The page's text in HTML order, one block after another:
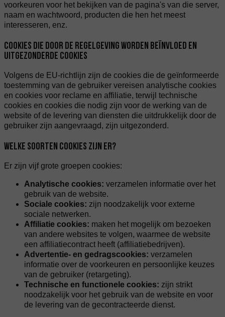
voorkeuren voor het bekijken van de pagina's van die server,
naam en wachtwoord, producten die hen het meest
interesseren, enz.
COOKIES DIE DOOR DE REGELGEVING WORDEN BEÏNVLOED EN
UITGEZONDERDE COOKIES
Volgens de EU-richtlijn zijn de cookies die de geïnformeerde
toestemming van de gebruiker vereisen analytische cookies
en cookies voor reclame en affiliatie, terwijl technische
cookies en cookies die nodig zijn voor de werking van de
website of de levering van diensten die uitdrukkelijk door de
gebruiker zijn aangevraagd, zijn uitgezonderd.
WELKE SOORTEN COOKIES ZIJN ER?
Er zijn vijf grote groepen cookies:
Analytische cookies: verzamelen informatie over het
gebruik van de website.
Sociale cookies: zijn noodzakelijk voor externe
sociale netwerken.
Affiliatie cookies: maken het mogelijk om bezoeken
van andere websites te volgen, waarmee de website
een affiliatiecontract heeft (affiliatiebedrijven).
Advertentie- en gedragscookies: verzamelen
informatie over de voorkeuren en persoonlijke keuzes
van de gebruiker (retargeting).
Technische en functionele cookies: zijn strikt
noodzakelijk voor het gebruik van de website en voor
de levering van de gecontracteerde dienst.